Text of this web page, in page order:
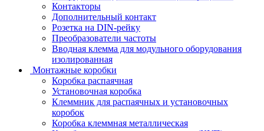
Контакторы
Дополнительный контакт
Розетка на DIN-рейку
Преобразователи частоты
Вводная клемма для модульного оборудования
изолированная
Монтажные коробки
Коробка распаячная
Установочная коробка
Клеммник для распаячных и установочных
коробок
Коробка клеммная металлическая